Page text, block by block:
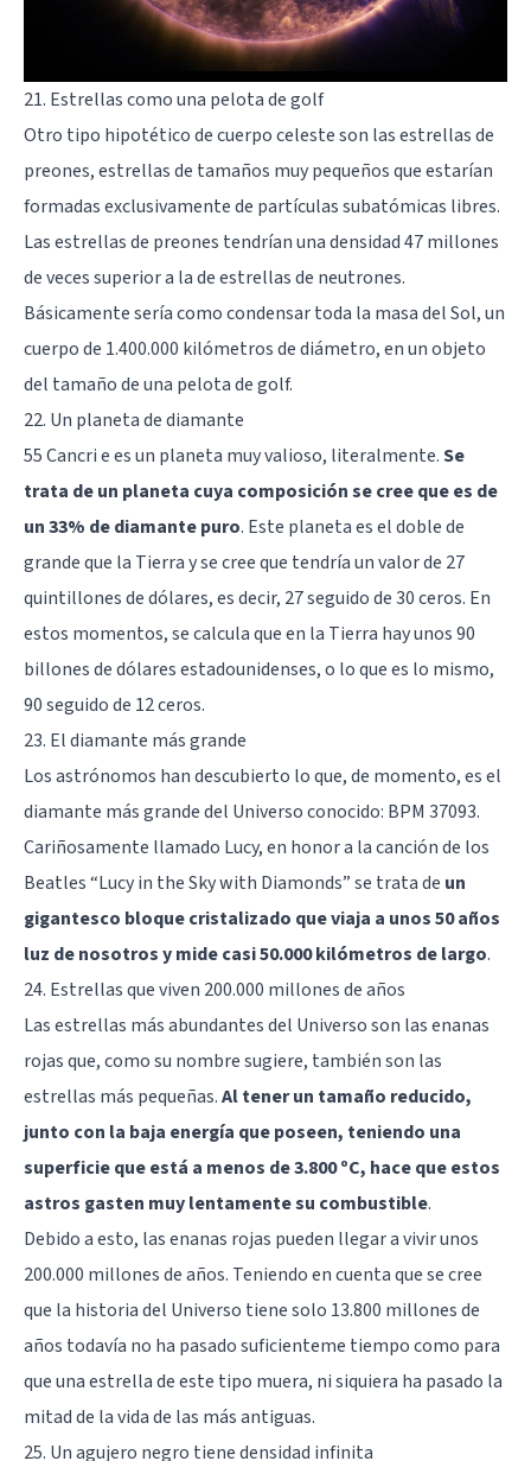
21. Estrellas como una pelota de golf
Otro tipo hipotético de cuerpo celeste son las estrellas de
preones, estrellas de tamaños muy pequeños que estarían
formadas exclusivamente de partículas subatómicas libres.
Las estrellas de preones tendrían una densidad 47 millones
de veces superior a la de estrellas de neutrones.
Básicamente sería como condensar toda la masa del Sol, un
cuerpo de 1.400.000 kilómetros de diámetro, en un objeto
del tamaño de una pelota de golf.
22. Un planeta de diamante
55 Cancri e es un planeta muy valioso, literalmente.Se
trata de un planeta cuya composición se cree que es de
un 33% de diamante puro. Este planeta es el doble de
grande que la Tierra y se cree que tendría un valor de 27
quintillones de dólares, es decir, 27 seguido de 30 ceros. En
estos momentos, se calcula que en la Tierra hay unos 90
billones de dólares estadounidenses, o lo que es lo mismo,
90 seguido de 12 ceros.
23. El diamante más grande
Los astrónomos han descubierto lo que, de momento, es el
diamante más grande del Universo conocido: BPM 37093.
Cariñosamente llamado Lucy, en honor a la canción de los
Beatles “Lucy in the Sky with Diamonds” se trata de un
gigantesco bloque cristalizado que viaja a unos 50 años
luz de nosotros y mide casi 50.000 kilómetros de largo.
24. Estrellas que viven 200.000 millones de años
Las estrellas más abundantes del Universo son las enanas
rojas que, como su nombre sugiere, también son las
estrellas más pequeñas.Al tener un tamaño reducido,
junto con la baja energía que poseen, teniendo una
superficie que está a menos de 3.800 ºC, hace que estos
astros gasten muy lentamente su combustible.
Debido a esto, las enanas rojas pueden llegar a vivir unos
200.000 millones de años. Teniendo en cuenta que se cree
que la historia del Universo tiene solo 13.800 millones de
años todavía no ha pasado suficienteme tiempo como para
que una estrella de este tipo muera, ni siquiera ha pasado la
mitad de la vida de las más antiguas.
25. Un agujero negro tiene densidad infinita